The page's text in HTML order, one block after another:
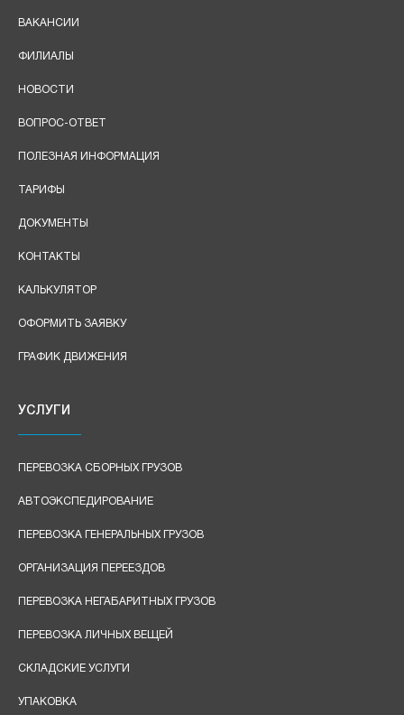
ВАКАНСИИ
ФИЛИАЛЫ
НОВОСТИ
ВОПРОС-ОТВЕТ
ПОЛЕЗНАЯ ИНФОРМАЦИЯ
ТАРИФЫ
ДОКУМЕНТЫ
КОНТАКТЫ
КАЛЬКУЛЯТОР
ОФОРМИТЬ ЗАЯВКУ
ГРАФИК ДВИЖЕНИЯ
УСЛУГИ
ПЕРЕВОЗКА СБОРНЫХ ГРУЗОВ
АВТОЭКСПЕДИРОВАНИЕ
ПЕРЕВОЗКА ГЕНЕРАЛЬНЫХ ГРУЗОВ
ОРГАНИЗАЦИЯ ПЕРЕЕЗДОВ
ПЕРЕВОЗКА НЕГАБАРИТНЫХ ГРУЗОВ
ПЕРЕВОЗКА ЛИЧНЫХ ВЕЩЕЙ
СКЛАДСКИЕ УСЛУГИ
УПАКОВКА